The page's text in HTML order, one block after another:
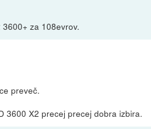
za 108evrov.
preveč.
3600 X2 precej precej dobra izbira.